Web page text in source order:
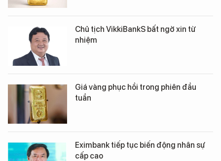
Chủ tịch VikkiBankS bất ngờ xin từ
nhiệm
Giá vàng phục hồi trong phiên đầu
tuần
Eximbank tiếp tục biến động nhân sự
cấp cao